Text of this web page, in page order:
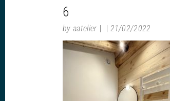
6
by aatelier 21/02/2022